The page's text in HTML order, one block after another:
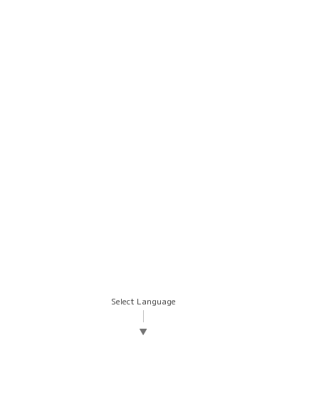
Select Language
▼